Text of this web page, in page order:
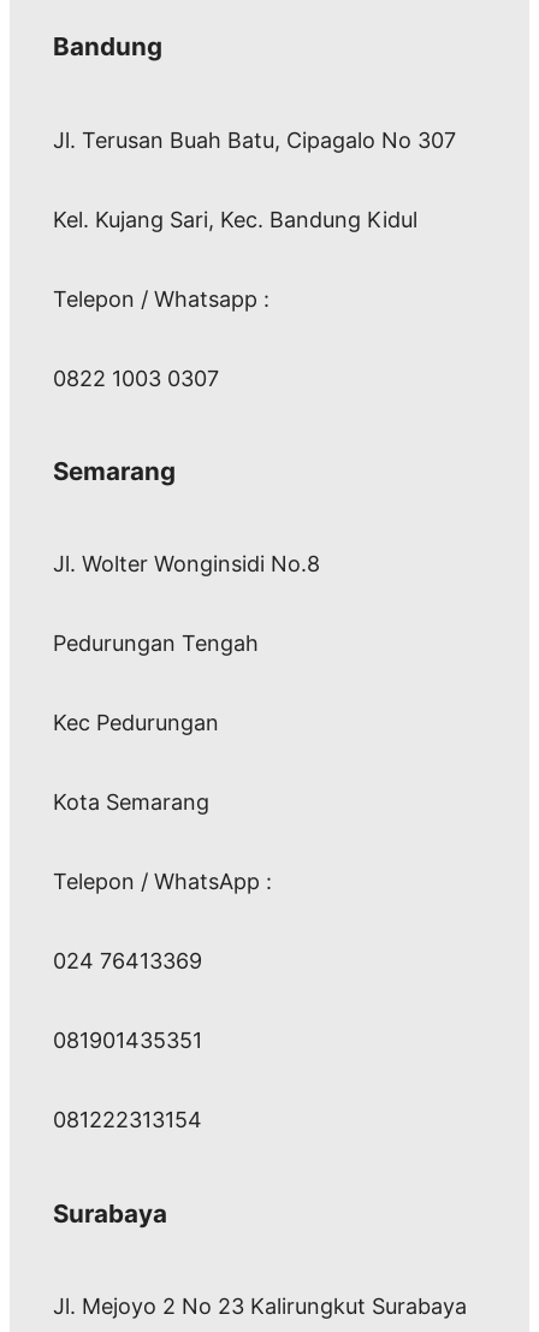
Bandung
Jl. Terusan Buah Batu, Cipagalo No 307
Kel. Kujang Sari, Kec. Bandung Kidul
Telepon / Whatsapp :
0822 1003 0307
Semarang
Jl. Wolter Wonginsidi No.8
Pedurungan Tengah
Kec Pedurungan
Kota Semarang
Telepon / WhatsApp :
024 76413369
081901435351
081222313154
Surabaya
Jl. Mejoyo 2 No 23 Kalirungkut Surabaya